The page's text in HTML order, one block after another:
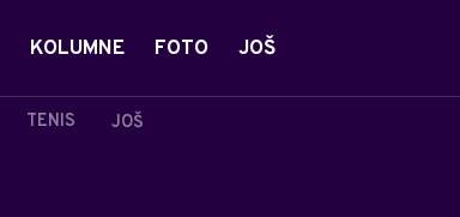
TENIS JOŠ
KOLUMNE FOTO JOŠ